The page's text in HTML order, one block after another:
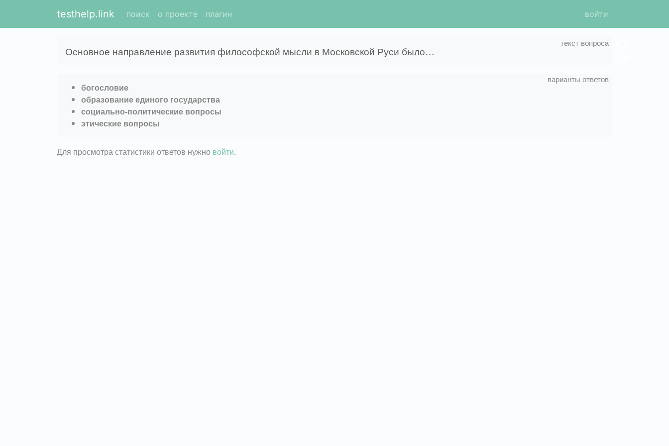
testhelp.link поиск о проекте плагин войти
Основное направление развития философской мысли в Московской Руси было…
богословие
образование единого государства
социально-политические вопросы
этические вопросы
Для просмотра статистики ответов нужно войти.